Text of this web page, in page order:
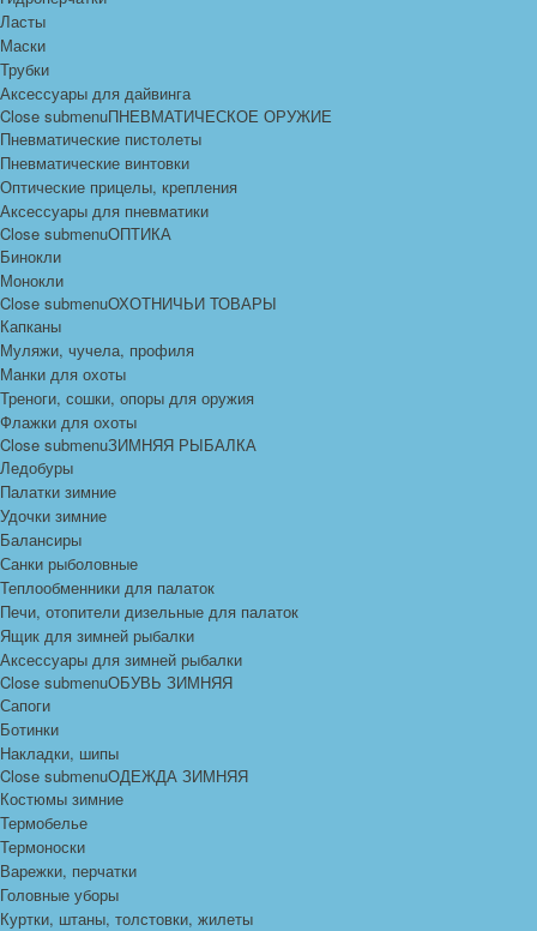
Ласты
Маски
Трубки
Аксессуары для дайвинга
Close submenuПНЕВМАТИЧЕСКОЕ ОРУЖИЕ
Пневматические пистолеты
Пневматические винтовки
Оптические прицелы, крепления
Аксессуары для пневматики
Close submenuОПТИКА
Бинокли
Монокли
Close submenuОХОТНИЧЬИ ТОВАРЫ
Капканы
Муляжи, чучела, профиля
Манки для охоты
Треноги, сошки, опоры для оружия
Флажки для охоты
Close submenuЗИМНЯЯ РЫБАЛКА
Ледобуры
Палатки зимние
Удочки зимние
Балансиры
Санки рыболовные
Теплообменники для палаток
Печи, отопители дизельные для палаток
Ящик для зимней рыбалки
Аксессуары для зимней рыбалки
Close submenuОБУВЬ ЗИМНЯЯ
Сапоги
Ботинки
Накладки, шипы
Close submenuОДЕЖДА ЗИМНЯЯ
Костюмы зимние
Термобелье
Термоноски
Варежки, перчатки
Головные уборы
Куртки, штаны, толстовки, жилеты